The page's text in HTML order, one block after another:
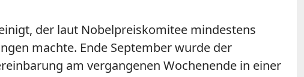
der laut Nobelpreiskomitee mindestens
machte. Ende September wurde der
am vergangenen Wochenende in einer